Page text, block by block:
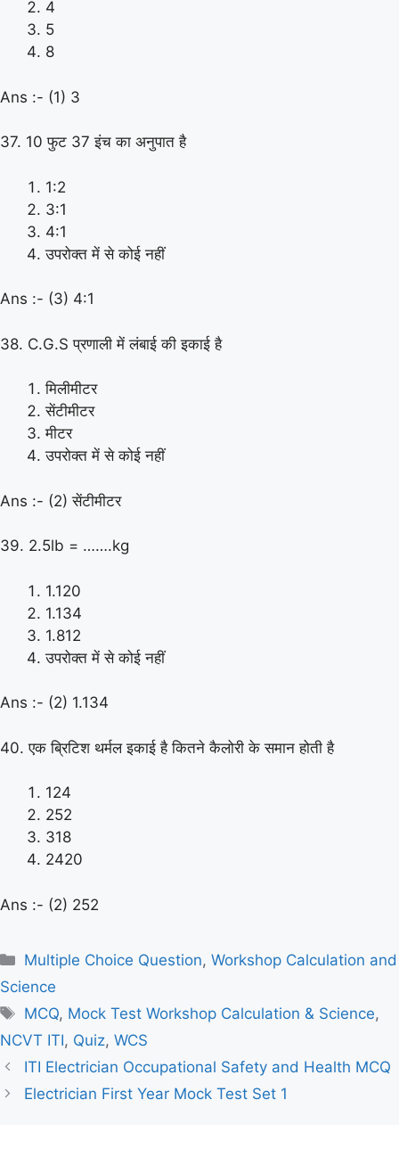
4
5
8
Ans :- (1) 3
37. 10 फुट 37 इंच का अनुपात है
1:2
3:1
4:1
उपरोक्त में से कोई नहीं
Ans :- (3) 4:1
38. C.G.S प्रणाली में लंबाई की इकाई है
मिलीमीटर
सेंटीमीटर
मीटर
उपरोक्त में से कोई नहीं
Ans :- (2) सेंटीमीटर
39. 2.5lb = …….kg
1.120
1.134
1.812
उपरोक्त में से कोई नहीं
Ans :- (2) 1.134
40. एक ब्रिटिश थर्मल इकाई है कितने कैलोरी के समान होती है
124
252
318
2420
Ans :- (2) 252
Categories
Multiple Choice Question,Workshop Calculation and
Science
Tags
MCQ, Mock Test Workshop Calculation & Science,
NCVT ITI, Quiz, WCS
ITI Electrician Occupational Safety and Health MCQ
Electrician First Year Mock Test Set 1